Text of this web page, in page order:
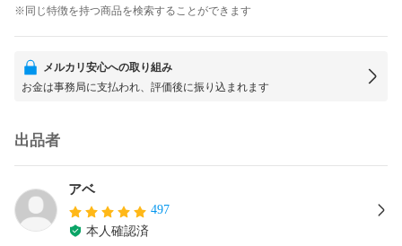
※同じ特徴を持つ商品を検索することができます
メルカリ安心への取り組み
お金は事務局に支払われ、評価後に振り込まれます
出品者
アベ
497
本人確認済